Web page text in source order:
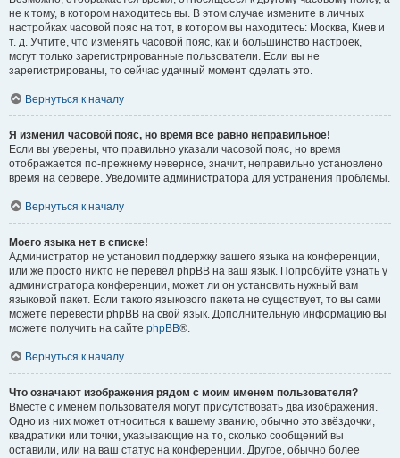
не к тому, в котором находитесь вы. В этом случае измените в личных
настройках часовой пояс на тот, в котором вы находитесь: Москва, Киев и
т. д. Учтите, что изменять часовой пояс, как и большинство настроек,
могут только зарегистрированные пользователи. Если вы не
зарегистрированы, то сейчас удачный момент сделать это.
Вернуться к началу
Я изменил часовой пояс, но время всё равно неправильное!
Если вы уверены, что правильно указали часовой пояс, но время
отображается по-прежнему неверное, значит, неправильно установлено
время на сервере. Уведомите администратора для устранения проблемы.
Вернуться к началу
Моего языка нет в списке!
Администратор не установил поддержку вашего языка на конференции,
или же просто никто не перевёл phpBB на ваш язык. Попробуйте узнать у
администратора конференции, может ли он установить нужный вам
языковой пакет. Если такого языкового пакета не существует, то вы сами
можете перевести phpBB на свой язык. Дополнительную информацию вы
можете получить на сайте phpBB®.
Вернуться к началу
Что означают изображения рядом с моим именем пользователя?
Вместе с именем пользователя могут присутствовать два изображения.
Одно из них может относиться к вашему званию, обычно это звёздочки,
квадратики или точки, указывающие на то, сколько сообщений вы
оставили, или на ваш статус на конференции. Другое, обычно более